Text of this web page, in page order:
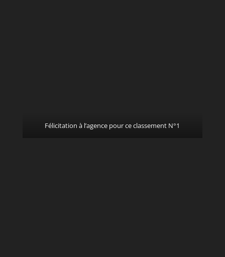
Félicitation à l’agence pour ce classement N°1